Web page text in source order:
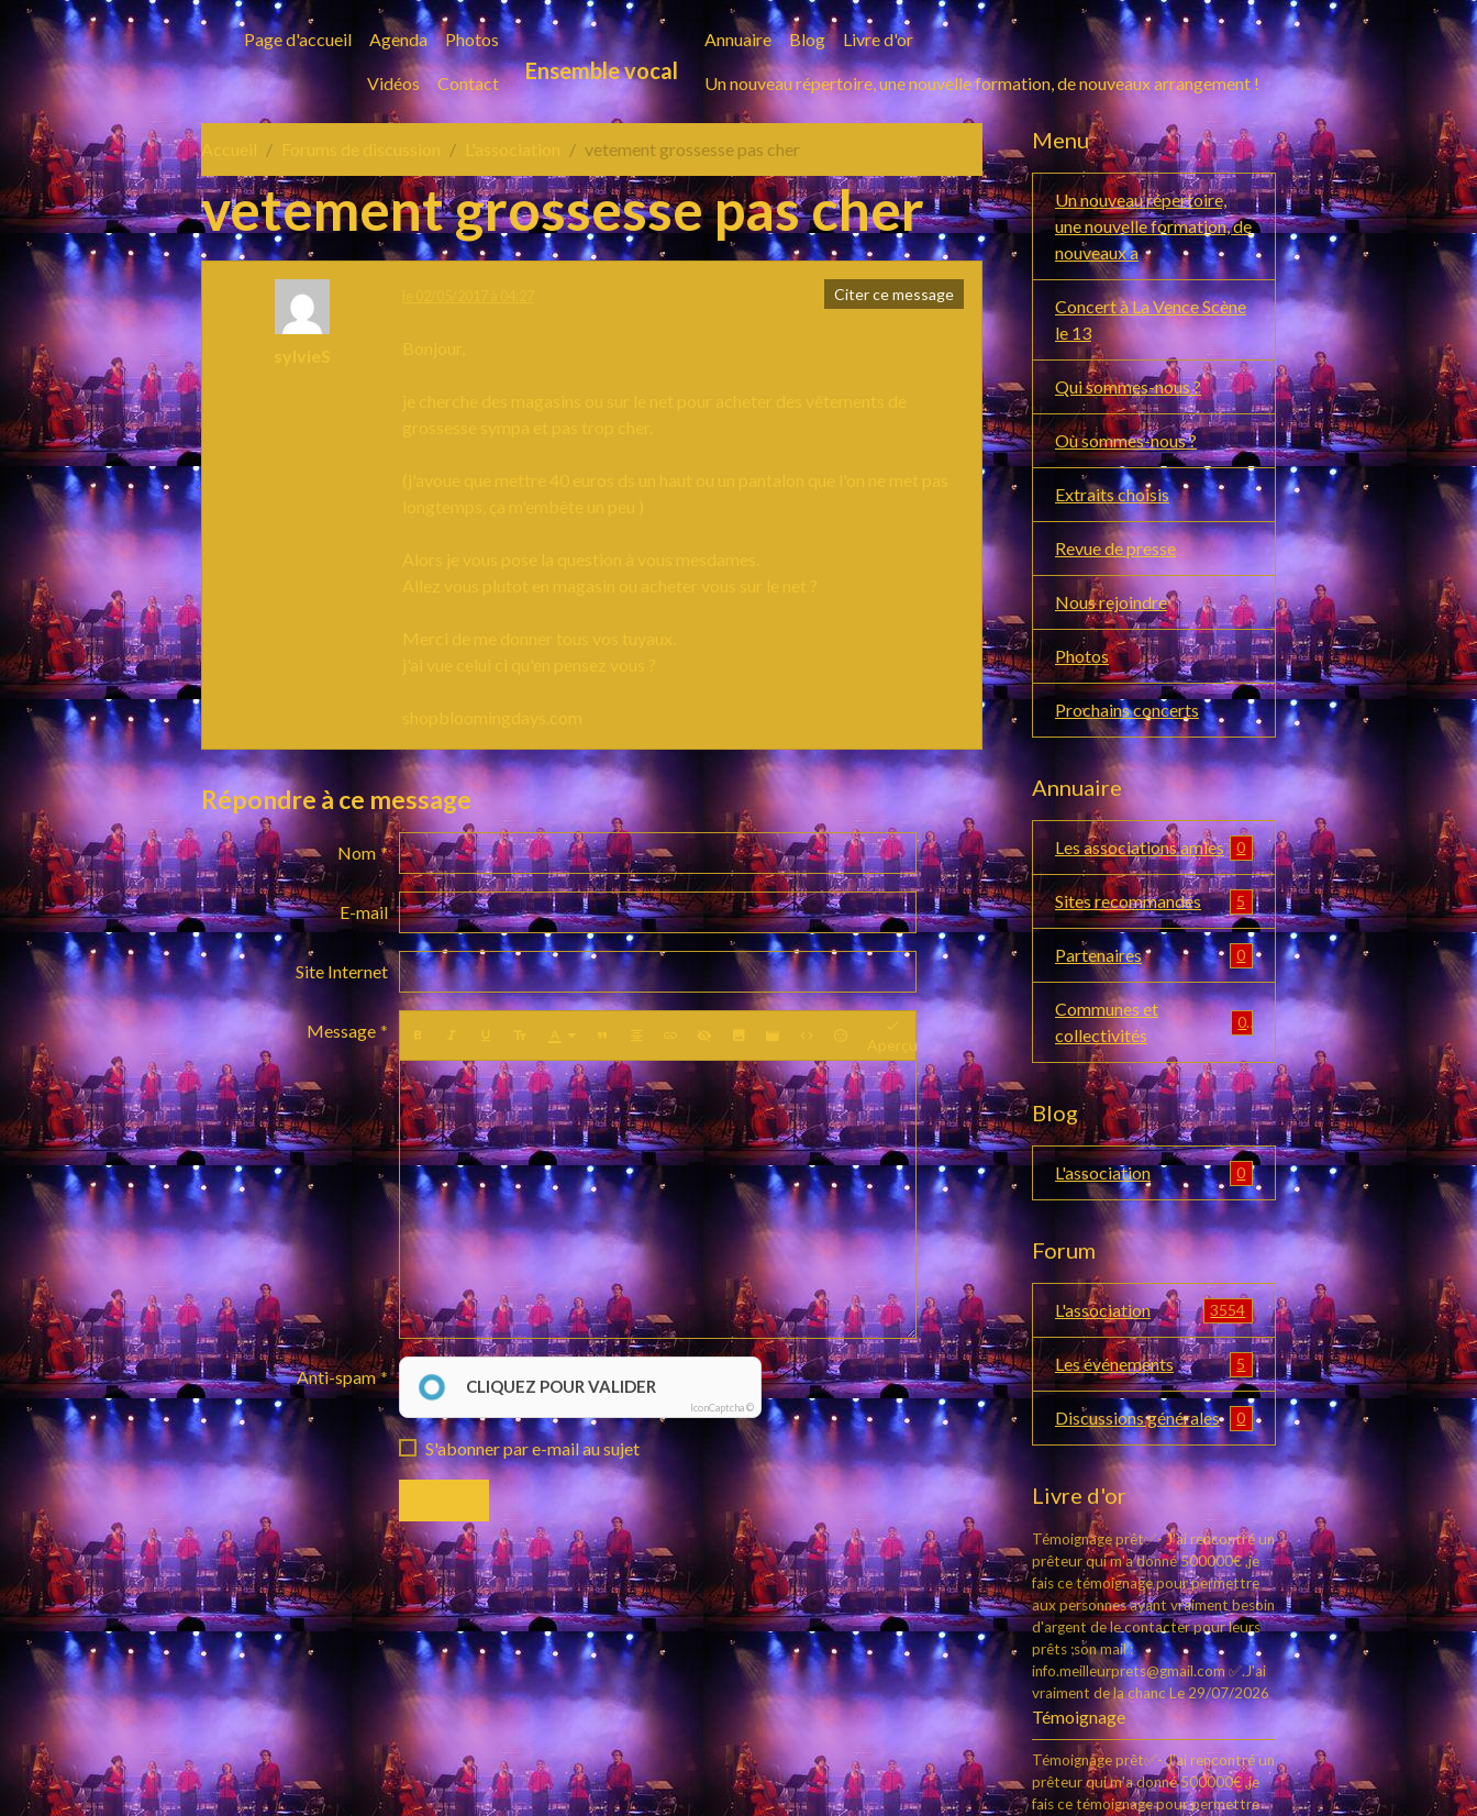
Page d'accueil Agenda Photos
Vidéos Contact Ensemble vocal
Annuaire Blog Livre d'or
Un nouveau répertoire, une nouvelle formation, de nouveaux arrangement !
Accueil Forums de discussion L'association vetement grossesse pas cher
vetement grossesse pas cher
sylvieS
Citer ce message
Bonjour,
je cherche des magasins ou sur le net pour acheter des vêtements de
grossesse sympa et pas trop cher.
(j'avoue que mettre 40 euros ds un haut ou un pantalon que l'on ne met pas
longtemps, ça m'embête un peu )
Alors je vous pose la question à vous mesdames.
Allez vous plutot en magasin ou acheter vous sur le net ?
Merci de me donner tous vos tuyaux.
j'ai vue celui ci qu'en pensez vous ?
shopbloomingdays.com
Répondre à ce message
Nom
E-mail
Site Internet
Message
Aperçu
Anti-spam CLIQUEZ POUR VALIDER
IconCaptcha ©
S'abonner par e-mail au sujet
Menu
Un nouveau répertoire,
une nouvelle formation, de
nouveaux a
Concert à La Vence Scène
le 13
Qui sommes-nous ?
Où sommes-nous ?
Extraits choisis
Revue de presse
Nous rejoindre
Photos
Prochains concerts
Annuaire
Les associations amies 0
Sites recommandés 5
Partenaires 0
Communes et
collectivités
0
Blog
L'association 0
Forum
L'association 3554
Les événements 5
Discussions générales 0
Livre d'or
Témoignage prêt✅- J'ai rencontré un
prêteur qui m'a donné 500000€ ,je
fais ce témoignage pour permettre
aux personnes ayant vraiment besoin
d'argent de le contacter pour leurs
prêts ;son mail :
info.meilleurprets@gmail.com ✅.J'ai
vraiment de la chancLe 29/07/2026
Témoignage
Témoignage prêt✅- J'ai rencontré un
prêteur qui m'a donné 500000€ ,je
fais ce témoignage pour permettre